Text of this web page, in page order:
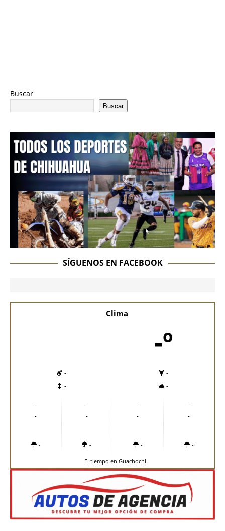
Buscar
Buscar
SÍGUENOS EN FACEBOOK
Clima
-º
-
-
-
-
-
-
-
-
-
-
-
-
-
-
-
-
El tiempo en Guachochi